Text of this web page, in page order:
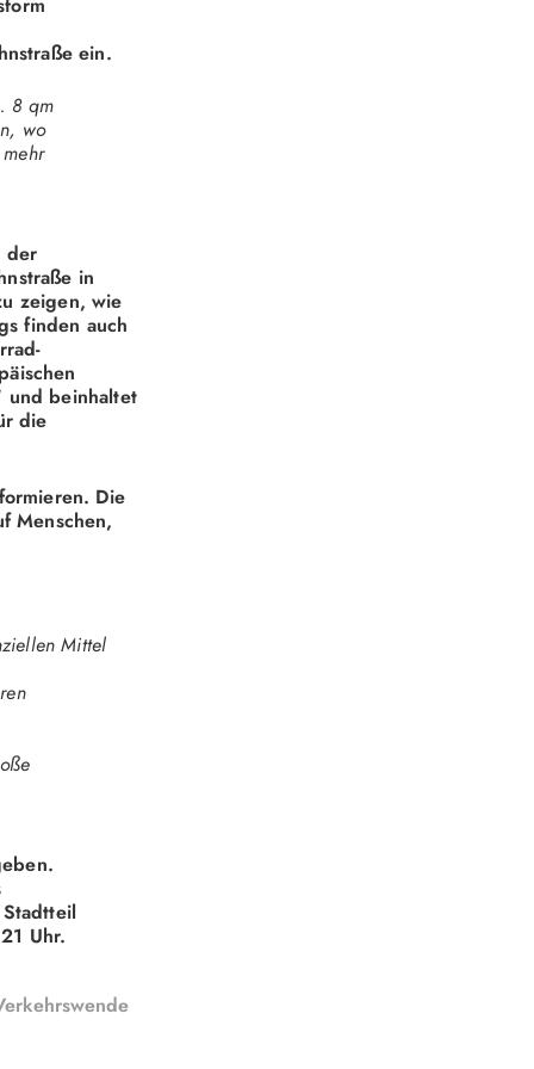
ein.
8 qm
wo
der
in
zeigen, wie
finden auch
und beinhaltet
die
Die
Menschen,
Mittel
Uhr.